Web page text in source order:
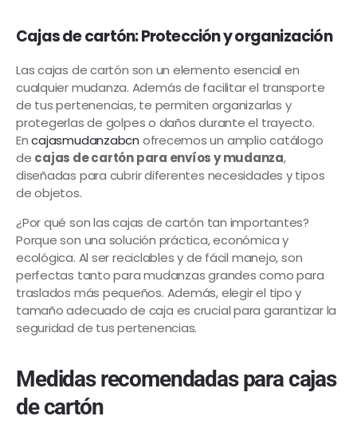
Cajas de cartón: Protección y organización
Las cajas de cartón son un elemento esencial en
cualquier mudanza. Además de facilitar el transporte
de tus pertenencias, te permiten organizarlas y
protegerlas de golpes o daños durante el trayecto.
Encajasmudanzabcn ofrecemos un amplio catálogo
de cajas de cartón para envíos y mudanza,
diseñadas para cubrir diferentes necesidades y tipos
de objetos.
¿Por qué son las cajas de cartón tan importantes?
Porque son una solución práctica, económica y
ecológica. Al ser reciclables y de fácil manejo, son
perfectas tanto para mudanzas grandes como para
traslados más pequeños. Además, elegir el tipo y
tamaño adecuado de caja es crucial para garantizar la
seguridad de tus pertenencias.
Medidas recomendadas para cajas
de cartón